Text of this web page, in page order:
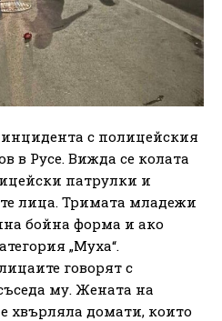
с полицейския
в Русе. Вижда се колата
патрулки и
лица. Тримата младежи
бойна форма и ако
„Муха“.
говорят с
му. Жената на
хвърляла домати, които